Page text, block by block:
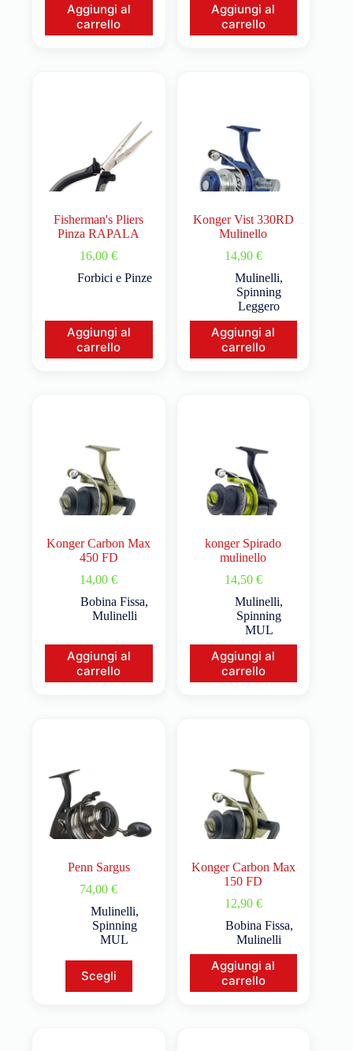
Aggiungi al
carrello
Aggiungi al
carrello
Fisherman's Pliers
Pinza RAPALA
16,00€
Forbici e Pinze
Aggiungi al
carrello
Konger Vist 330RD
Mulinello
14,90 €
Mulinelli,
Spinning
Leggero
Aggiungi al
carrello
Konger Carbon Max
450 FD
14,00€
Bobina Fissa,
Mulinelli
Aggiungi al
carrello
konger Spirado
mulinello
14,50 €
Mulinelli,
Spinning
MUL
Aggiungi al
carrello
Penn Sargus
74,00€
Mulinelli,
Spinning
MUL
Scegli
Konger Carbon Max
150 FD
12,90 €
Bobina Fissa,
Mulinelli
Aggiungi al
carrello